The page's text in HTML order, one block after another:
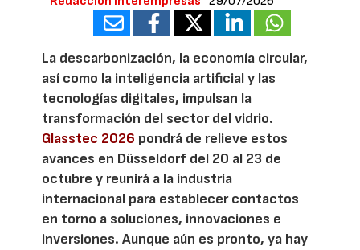
La descarbonización, la economía circular,
así como la inteligencia artificial y las
tecnologías digitales, impulsan la
transformación del sector del vidrio.
Glasstec 2026 pondrá de relieve estos
avances en Düsseldorf del 20 al 23 de
octubre y reunirá a la industria
internacional para establecer contactos
en torno a soluciones, innovaciones e
inversiones. Aunque aún es pronto, ya hay